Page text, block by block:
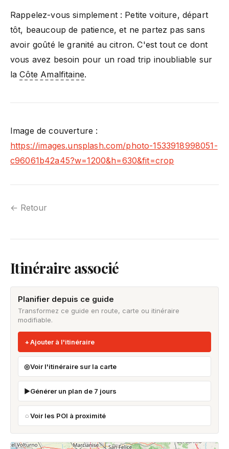
Rappelez-vous simplement : Petite voiture, départ
tôt, beaucoup de patience, et ne partez pas sans
avoir goûté le granité au citron. C'est tout ce dont
vous avez besoin pour un road trip inoubliable sur
laCôte Amalfitaine.
Image de couverture :
https://images.unsplash.com/photo-1533918998051-
c96061b42a45?w=1200&h=630&fit=crop
← Retour
Itinéraire associé
Planifier depuis ce guide
Transformez ce guide en route, carte ou itinéraire
modifiable.
Ajouter à l'itinéraire
Voir l'itinéraire sur la carte
Générer un plan de 7 jours
Voir les POI à proximité